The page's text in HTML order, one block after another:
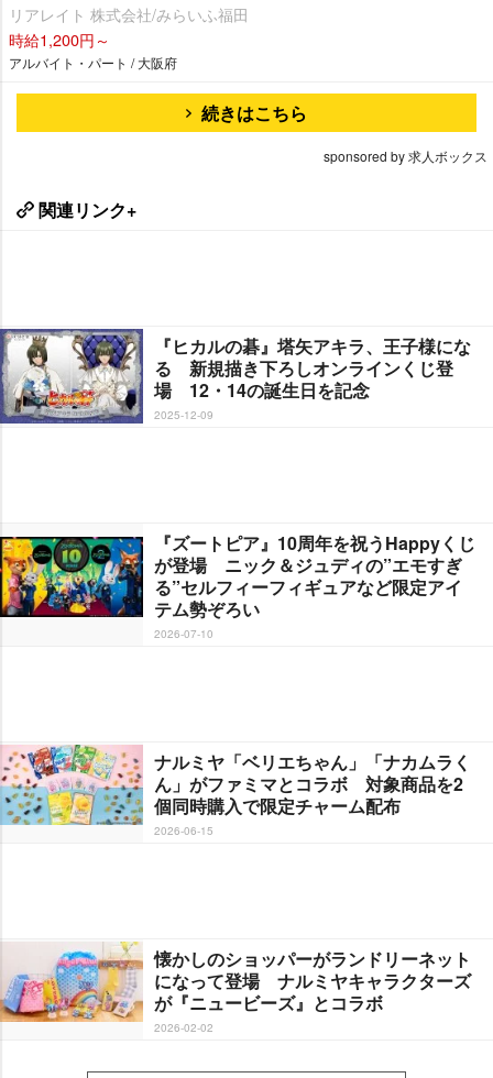
リアレイト 株式会社/みらいふ福田
時給1,200円～
アルバイト・パート / 大阪府
続きはこちら
sponsored by 求人ボックス
関連リンク+
『ヒカルの碁』塔矢アキラ、王子様にな
る 新規描き下ろしオンラインくじ登
場 12・14の誕生日を記念
2025-12-09
『ズートピア』10周年を祝うHappyくじ
が登場 ニック＆ジュディの”エモすぎ
る”セルフィーフィギュアなど限定アイ
テム勢ぞろい
2026-07-10
ナルミヤ「ベリエちゃん」「ナカムラく
ん」がファミマとコラボ 対象商品を2
個同時購入で限定チャーム配布
2026-06-15
懐かしのショッパーがランドリーネット
になって登場 ナルミヤキャラクターズ
が『ニュービーズ』とコラボ
2026-02-02